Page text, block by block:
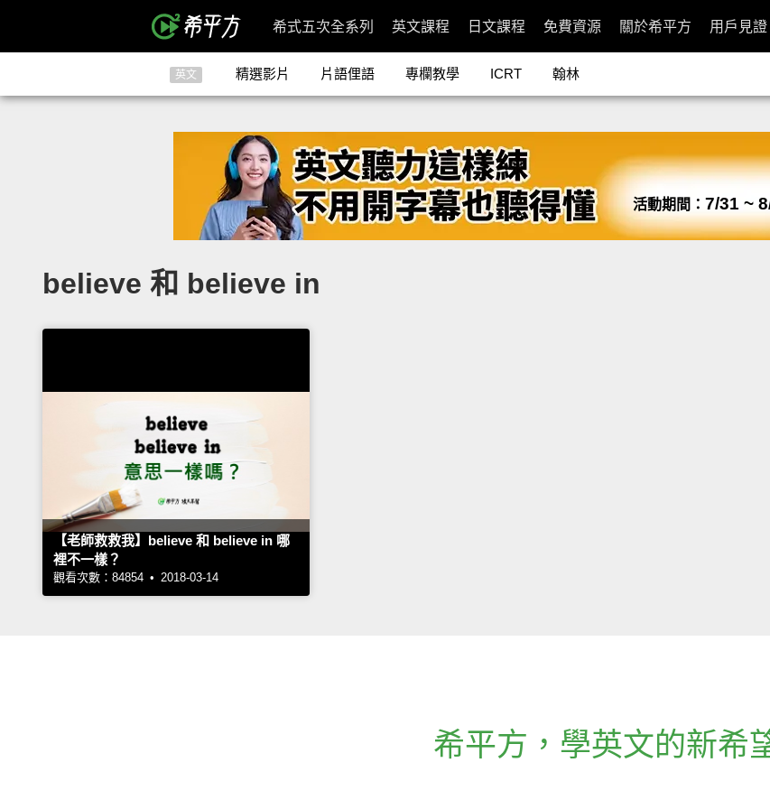
希式五次全系列 英文課程 日文課程 免費資源 關於希平方 用戶見證
英文 精選影片 片語俚語 專欄教學 ICRT 翰林
活動期間： 7/31 ~
believe 和 believe in
【老師救救我】believe 和 believe in 哪
裡不一樣？
觀看次數：84854 • 2018-03-14
希平方 ， 學英文的新希